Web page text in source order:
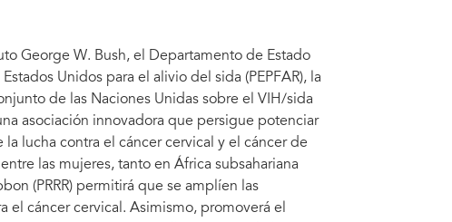
George W. Bush, el Departamento de Estado
Unidos para el alivio del sida (PEPFAR), la
de las Naciones Unidas sobre el VIH/sida
asociación innovadora que persigue potenciar
lucha contra el cáncer cervical y el cáncer de
las mujeres, tanto en África subsahariana
(PRRR) permitirá que se amplíen las
el cáncer cervical. Asimismo, promoverá el